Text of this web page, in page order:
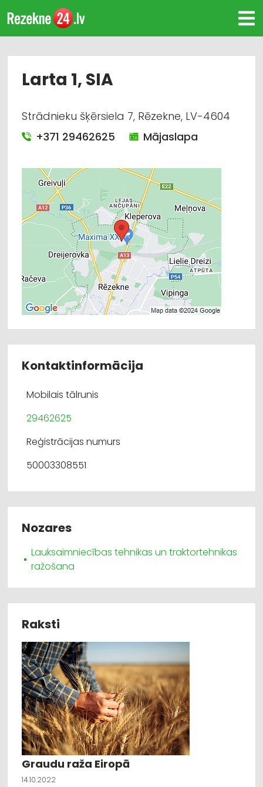
Larta 1, SIA
Strādnieku šķērsiela 7, Rēzekne, LV-4604
+371 29462625
Mājaslapa
Kontaktinformācija
Mobilais tālrunis
29462625
Reģistrācijas numurs
50003308551
Nozares
Lauksaimniecības tehnikas un traktortehnikas
ražošana
Raksti
Graudu raža Eiropā
14.10.2022